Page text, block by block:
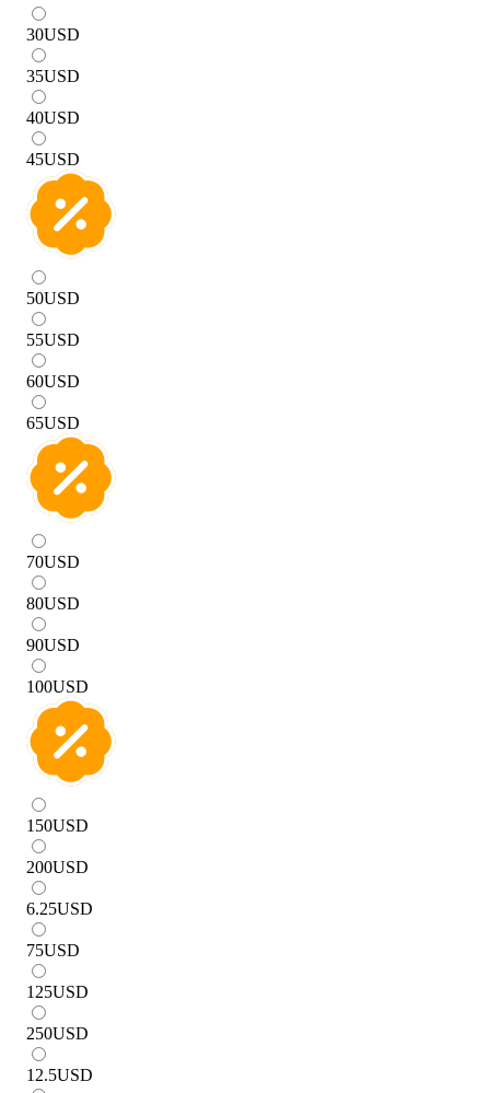
30USD
35USD
40USD
45USD
50USD
55USD
60USD
65USD
70USD
80USD
90USD
100USD
150USD
200USD
6.25USD
75USD
125USD
250USD
12.5USD